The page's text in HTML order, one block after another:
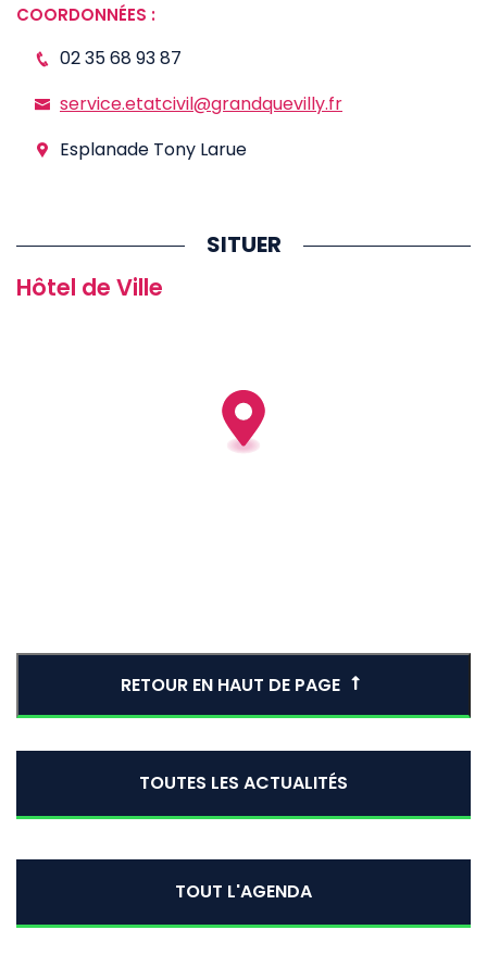
COORDONNÉES :
02 35 68 93 87
service.etatcivil@grandquevilly.fr
Esplanade Tony Larue
SITUER
Hôtel de Ville
RETOUR EN HAUT DE PAGE
TOUTES LES ACTUALITÉS
TOUT L'AGENDA